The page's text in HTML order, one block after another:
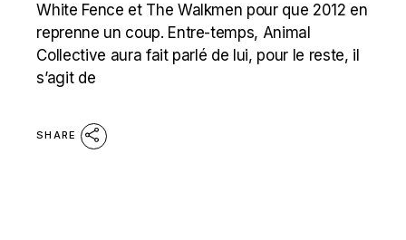
White Fence et The Walkmen pour que 2012 en
reprenne un coup. Entre-temps, Animal
Collective aura fait parlé de lui, pour le reste, il
s’agit de
SHARE